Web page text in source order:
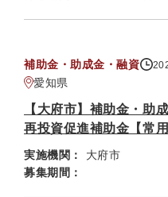
補助金・助成金・融資
愛知県
【大府市】補助金・助
再投資促進補助金【常
実施機関：
大府市
募集期間：